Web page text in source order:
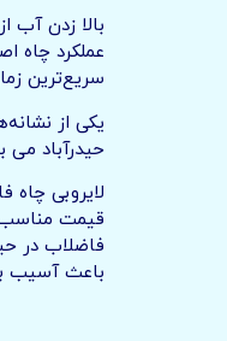
بالا زدن آب
عملکرد چاه
سریع‌ترین
یکی از
حیدرآباد می
لایروبی چاه
قیمت مناسب
فاضلاب در
باعث آسیب